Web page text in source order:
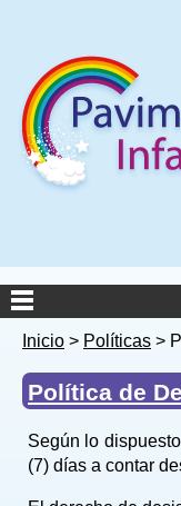
Inicio > Políticas >
Política de
Según lo
(7) días a contar